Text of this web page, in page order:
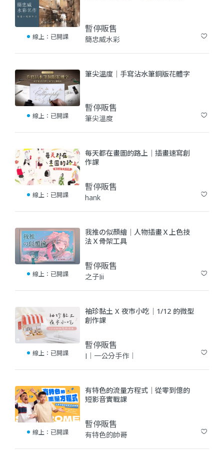
線上： 已開課
暫停販售
簡忠威水彩
線上： 已開課
筆尖溫度｜手寫沾水筆銅版花體字
暫停販售
筆尖溫度
線上： 已開課
每天都在畫圖的路上｜插畫速寫創
作課
暫停販售
hank
線上： 已開課
我推の似顏繪｜人物插畫Ｘ上色技
法Ｘ骨架工具
暫停販售
之子Jii
線上： 已開課
袖珍黏土 X 夜市小吃｜1/12 的微型
創作課
暫停販售
J｜一公分手作｜
線上： 已開課
有特色的流量方程式｜從零到億的
短影音實戰課
暫停販售
有特色的帥哥